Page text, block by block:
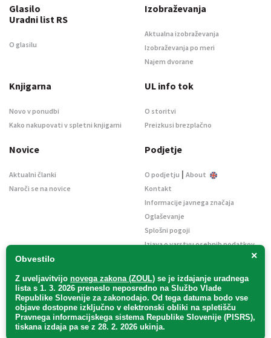
×
Obvestilo
Z uveljavitvijo novega zakona (ZOUL) se je izdajanje uradnega
lista s 1. 3. 2026 preneslo neposredno na Službo Vlade
Republike Slovenije za zakonodajo. Od tega datuma bodo vse
objave dostopne izključno v elektronski obliki na spletišču
Pravnega informacijskega sistema Republike Slovenije (PISRS),
tiskana izdaja pa se z 28. 2. 2026 ukinja.
Glasilo
Uradni list RS
O glasilu
Izobraževanja
Aktualna izobraževanja
Izobraževanja po meri
Najem dvorane
Knjigarna
Novo v ponudbi
Kako nakupovati v spletni knjigarni
UL info tok
O storitvi
Preizkusi brezplačno
Novice
Aktualni članki
Naroči se na novice
Podjetje
O podjetju | About
Kontakt
Informacije javnega značaja
Oglaševanje
Splošni pogoji
Izjava o varstvu osebnih podatkov
Uradni list d. o. o. – v likvidaciji / Vse pravice pridržane.